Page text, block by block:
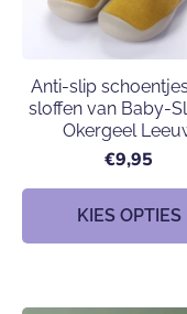
Anti-slip
sloffen van Baby-
Okergeel
€9,95
KIES OPTIES